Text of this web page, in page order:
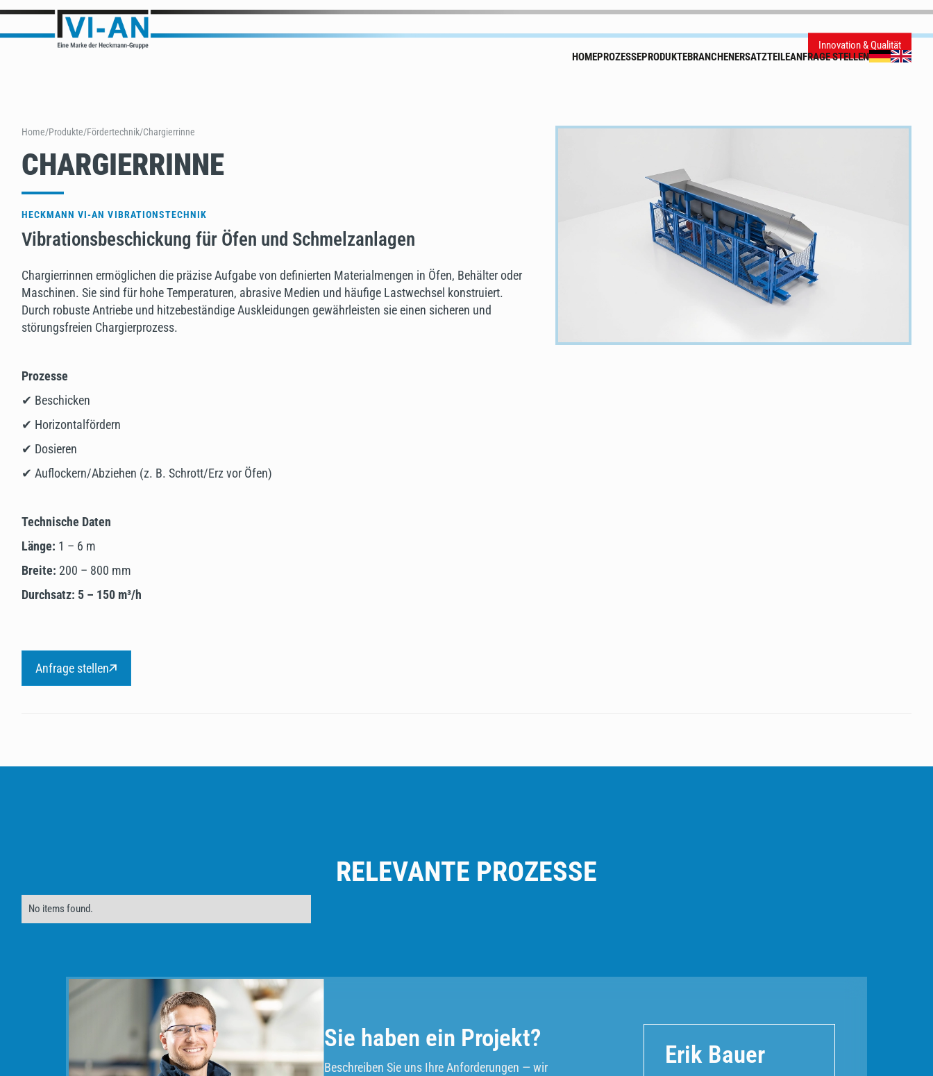
HOMEPROZESSEPRODUKTEBRANCHENERSATZTEILEANFRAGE STELLEN
Innovation & Qualität
Home/Produkte/Fördertechnik/Chargierrinne
CHARGIERRINNE
HECKMANN VI-AN VIBRATIONSTECHNIK
Vibrationsbeschickung für Öfen und Schmelzanlagen
Chargierrinnen ermöglichen die präzise Aufgabe von definierten Materialmengen in Öfen, Behälter oder
Maschinen. Sie sind für hohe Temperaturen, abrasive Medien und häufige Lastwechsel konstruiert.
Durch robuste Antriebe und hitzebeständige Auskleidungen gewährleisten sie einen sicheren und
störungsfreien Chargierprozess.
Prozesse
✔ Beschicken
✔ Horizontalfördern
✔ Dosieren
✔ Auflockern/Abziehen (z. B. Schrott/Erz vor Öfen)
Technische Daten
Länge: 1 – 6 m
Breite: 200 – 800 mm
Durchsatz: 5 – 150 m³/h
Anfrage stellen
RELEVANTE PROZESSE
No items found.
Sie haben ein Projekt?
Beschreiben Sie uns Ihre Anforderungen — wir
Erik Bauer